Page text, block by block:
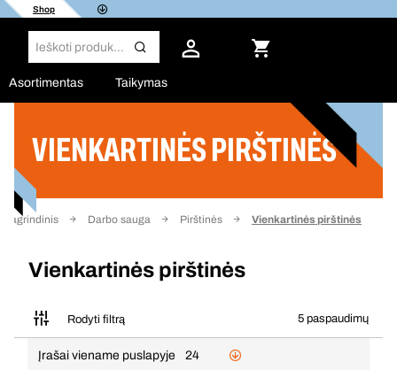
Shop
Asortimentas Taikymas
VIENKARTINĖS PIRŠTINĖS
Pagrindinis Darbo sauga Pirštinės Vienkartinės pirštinės
Vienkartinės pirštinės
Rodyti filtrą 5 paspaudimų
Filtras
Įrašai viename puslapyje
24